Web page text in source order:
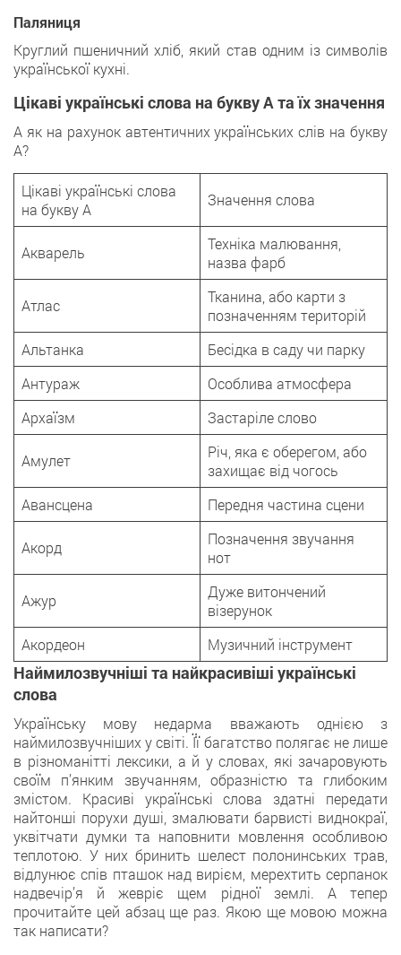
Паляниця
Круглий пшеничний хліб, який став одним із символів
української кухні.
Цікаві українські слова на букву А та їх значення
А як на рахунок автентичних українських слів на букву
А?
Цікаві українські слова
на букву А
Значення слова
Акварель
Техніка малювання,
назва фарб
Атлас
Тканина, або карти з
позначенням територій
Альтанка
Бесідка в саду чи парку
Антураж
Особлива атмосфера
Архаїзм
Застаріле слово
Амулет
Річ, яка є оберегом, або
захищає від чогось
Авансцена
Передня частина сцени
Акорд
Позначення звучання
нот
Ажур
Дуже витончений
візерунок
Акордеон
Музичний інструмент
Наймилозвучніші та найкрасивіші українські
слова
Українську мову недарма вважають однією з
наймилозвучніших у світі. Її багатство полягає не лише
в різноманітті лексики, а й у словах, які зачаровують
своїм п’янким звучанням, образністю та глибоким
змістом. Красиві українські слова здатні передати
найтонші порухи душі, змалювати барвисті виднокраї,
уквітчати думки та наповнити мовлення особливою
теплотою. У них бринить шелест полонинських трав,
відлунює спів пташок над вирієм, мерехтить серпанок
надвечір’я й жевріє щем рідної землі. А тепер
прочитайте цей абзац ще раз. Якою ще мовою можна
так написати?